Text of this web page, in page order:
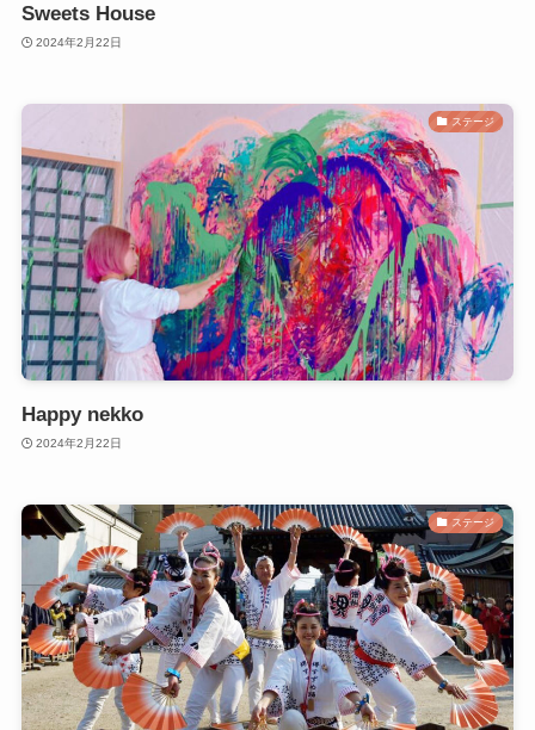
Sweets House
2024年2月22日
ステージ
Happy nekko
2024年2月22日
ステージ